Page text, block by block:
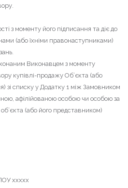
з моменту його підписання та діє до
(або їхніми правонаступниками)
Виконавцем з моменту
купівлі-продажу Об’єкта (або
зі списку у Додатку 1 між Замовником
афілійованою особою чи особою за
(або його представником)
ххххх